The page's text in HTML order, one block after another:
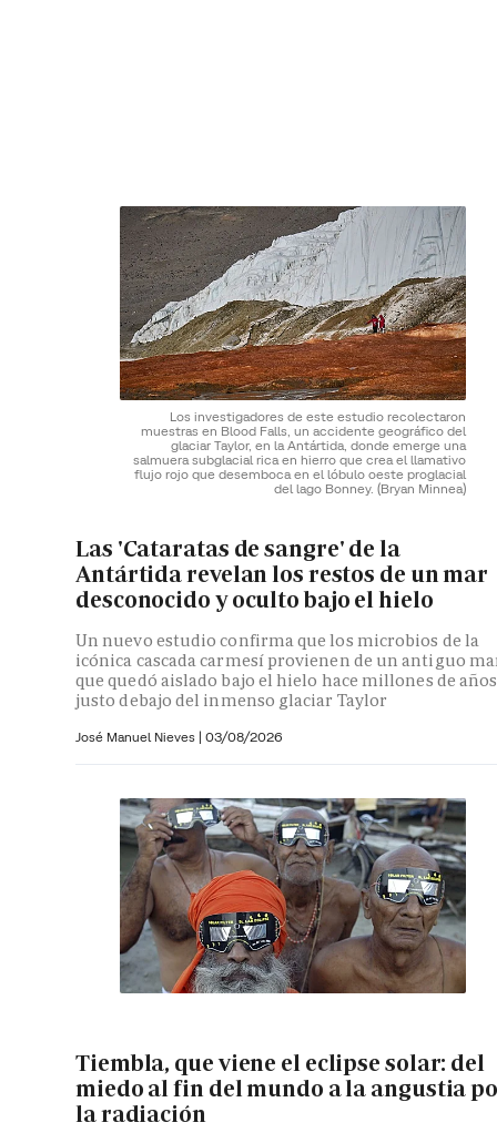
Los investigadores de este estudio recolectaron
muestras en Blood Falls, un accidente geográfico del
glaciar Taylor, en la Antártida, donde emerge una
salmuera subglacial rica en hierro que crea el llamativo
flujo rojo que desemboca en el lóbulo oeste proglacial
del lago Bonney. (Bryan Minnea)
Las 'Cataratas de sangre' de la
Antártida revelan los restos de un mar
desconocido y oculto bajo el hielo
Un nuevo estudio confirma que los microbios de la
icónica cascada carmesí provienen de un antiguo
que quedó aislado bajo el hielo hace millones de años
justo debajo del inmenso glaciar Taylor
José Manuel Nieves | 03/08/2026
Tiembla, que viene el eclipse solar: del
miedo al fin del mundo a la angustia
la radiación